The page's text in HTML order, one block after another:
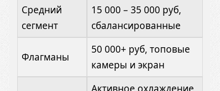
Средний
сегмент
15 000 – 35 000 руб,
сбалансированные
Флагманы
50 000+ руб, топовые
камеры и экран